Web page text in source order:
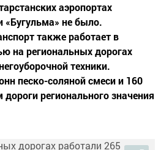
аэропортах
«Бугульма» не было.
также работает в
на региональных дорогах
техники.
песко-соляной смеси и 160
регионального значения